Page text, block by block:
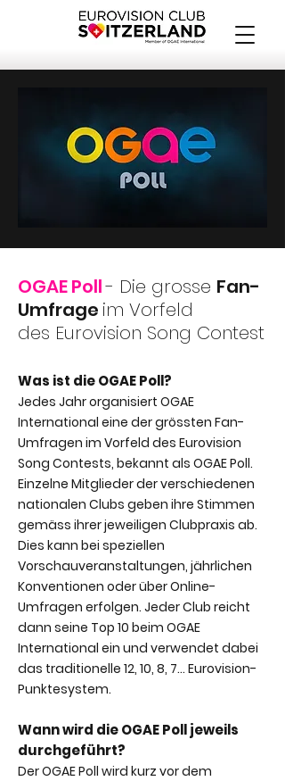
OGAE Poll- Die grosse Fan-
Umfrage im Vorfeld
des Eurovision Song Contest
Was ist die OGAE Poll?
Jedes Jahr organisiert OGAE
International eine der grössten Fan-
Umfragen im Vorfeld des Eurovision
Song Contests, bekannt als OGAE Poll.
Einzelne Mitglieder der verschiedenen
nationalen Clubs geben ihre Stimmen
gemäss ihrer jeweiligen Clubpraxis ab.
Dies kann bei speziellen
Vorschauveranstaltungen, jährlichen
Konventionen oder über Online-
Umfragen erfolgen. Jeder Club reicht
dann seine Top 10 beim OGAE
International ein und verwendet dabei
das traditionelle 12, 10, 8, 7... Eurovision-
Punktesystem.
Wann wird die OGAE Poll jeweils
durchgeführt?
Der OGAE Poll wird kurz vor dem